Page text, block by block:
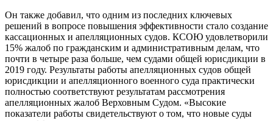
Он также добавил, что одним из последних ключевых
решений в вопросе повышения эффективности стало создание
кассационных и апелляционных судов. КСОЮ удовлетворили
15% жалоб по гражданским и административным делам, что
почти в четыре раза больше, чем судами общей юрисдикции в
2019 году. Результаты работы апелляционных судов общей
юрисдикции и апелляционного военного суда практически
полностью соответствуют результатам рассмотрения
апелляционных жалоб Верховным Судом. «Высокие
показатели работы свидетельствуют о том, что новые суды